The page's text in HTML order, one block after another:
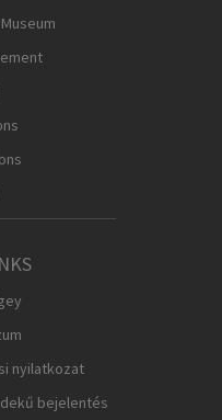
nyilatkozat
bejelentés